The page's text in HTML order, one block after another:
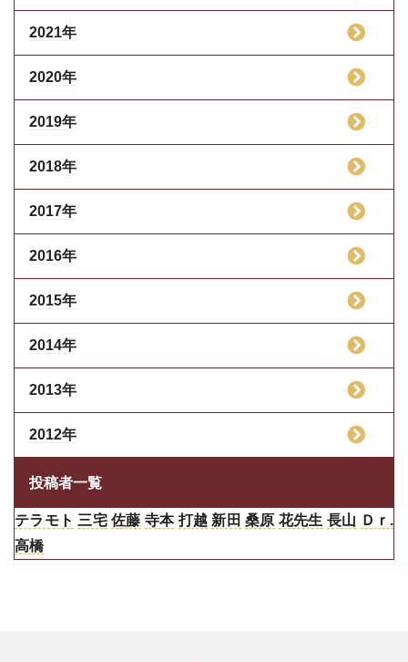
2021年
2020年
2019年
2018年
2017年
2016年
2015年
2014年
2013年
2012年
投稿者一覧
テラモト 三宅 佐藤 寺本 打越 新田 桑原 花先生 長山 Ｄｒ.
高橋